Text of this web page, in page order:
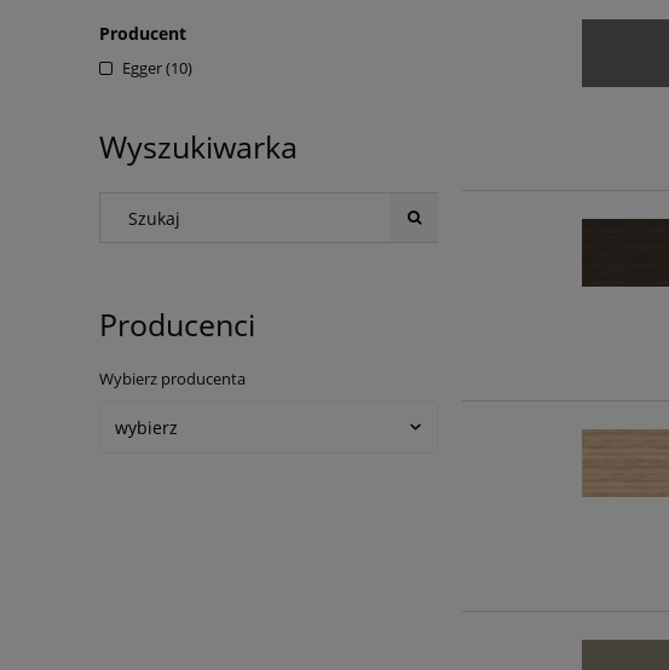
Producent
Egger(10)
Wyszukiwarka
Producenci
Wybierz producenta